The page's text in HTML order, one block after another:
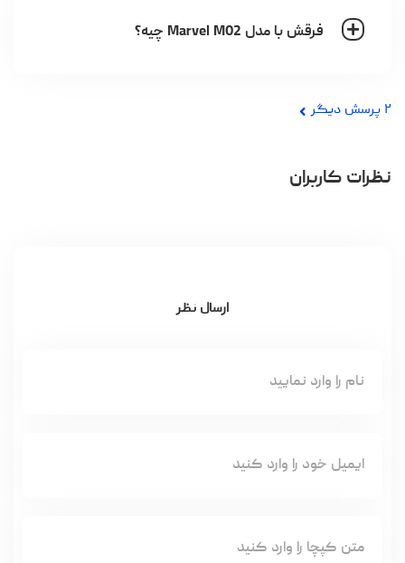
فرقش با مدل Marvel M02 چیه؟
۲ پرسش دیگر
نظرات کاربران
ارسال نظر